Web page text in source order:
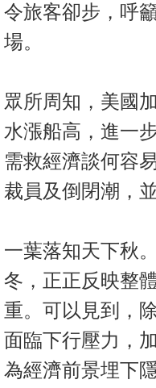
令旅客卻步，呼
場。
眾所周知，美國
水漲船高，進一
需救經濟談何容
裁員及倒閉潮，
一葉落知天下秋
冬，正正反映整
重。可以見到，
面臨下行壓力，
為經濟前景埋下